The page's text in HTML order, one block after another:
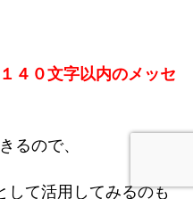
１４０文字以内のメッセ
るので、
して活用してみるのも